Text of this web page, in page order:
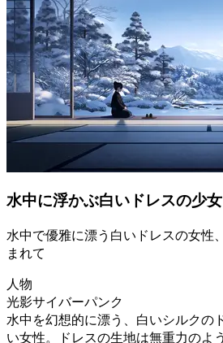
水中に浮かぶ白いドレスの少女
水中で優雅に漂う白いドレスの女性
まれて
人物
光影サイバーパンク
水中を幻想的に漂う、白いシルクの
い女性。ドレスの生地は無重力のよ